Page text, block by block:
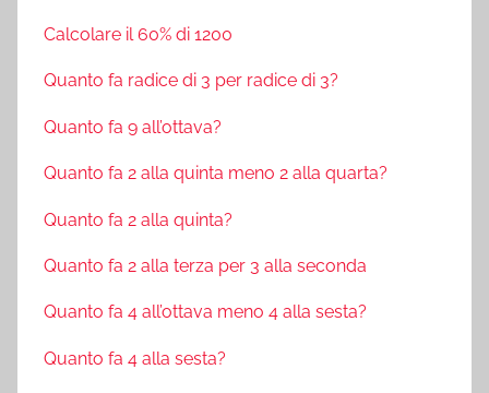
Calcolare il 60% di 1200
Quanto fa radice di 3 per radice di 3?
Quanto fa 9 all’ottava?
Quanto fa 2 alla quinta meno 2 alla quarta?
Quanto fa 2 alla quinta?
Quanto fa 2 alla terza per 3 alla seconda
Quanto fa 4 all’ottava meno 4 alla sesta?
Quanto fa 4 alla sesta?